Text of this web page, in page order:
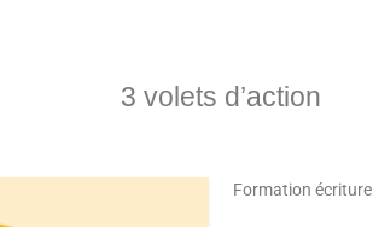
3 volets d’action
Formation